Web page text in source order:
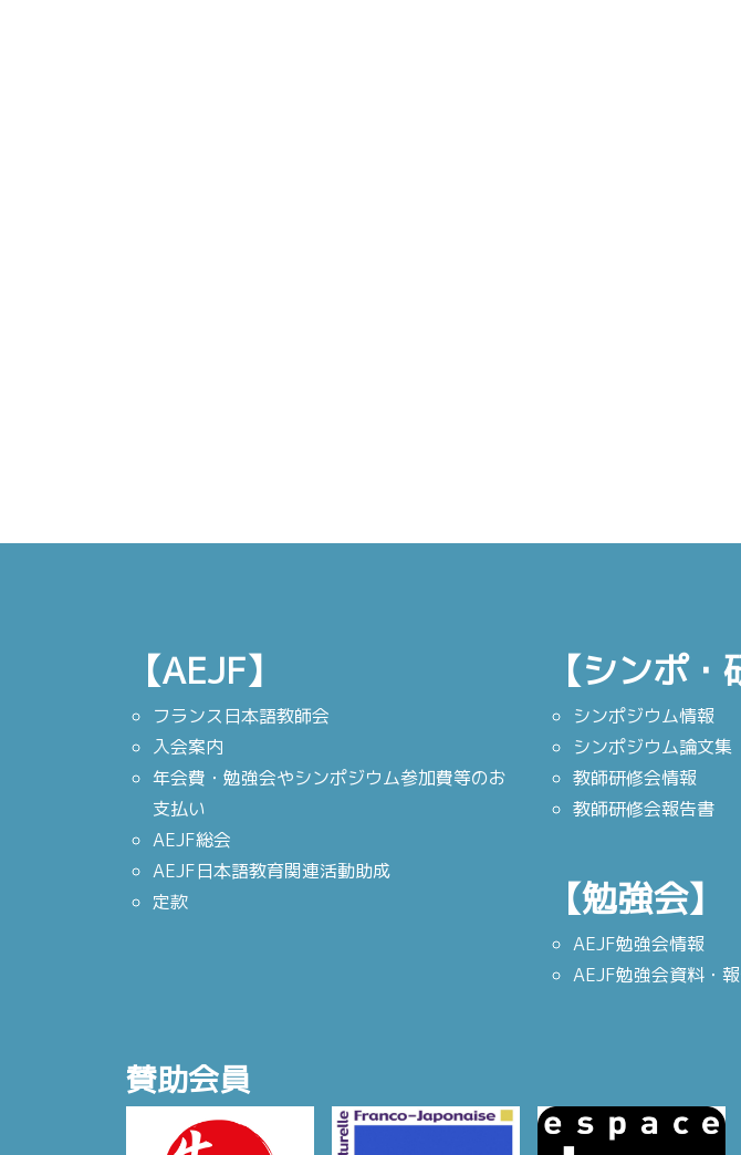
【AEJF】
フランス日本語教師会
入会案内
年会費・勉強会やシンポジウム参加費等のお
支払い
AEJF総会
AEJF日本語教育関連活動助成
定款
【シンポ・
シンポジウム情報
シンポジウム論文集
教師研修会情報
教師研修会報告書
【勉強会】
AEJF勉強会情報
AEJF勉強会資料・
賛助会員